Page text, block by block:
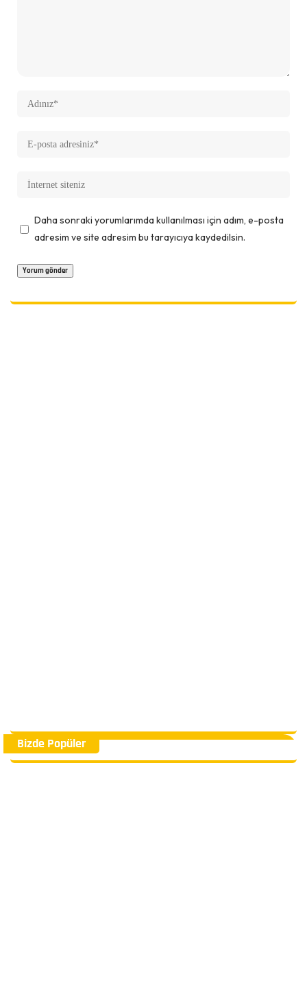
Daha sonraki yorumlarımda kullanılması için adım, e-posta
adresim ve site adresim bu tarayıcıya kaydedilsin.
Bizde Popüler